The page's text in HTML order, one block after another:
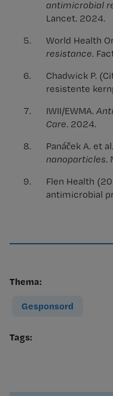
antimicrobial
Lancet. 2024.
World Health
resistance.
Chadwick P.
resistente
IWII/EWMA.
Care. 2024.
Panáček A. et al.
nanoparticles.
Flen Health
antimicrobial
Thema:
Gesponsord
Tags: